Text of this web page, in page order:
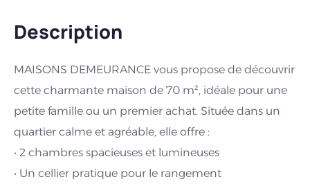
Description
MAISONS DEMEURANCE vous propose de découvrir
cette charmante maison de 70 m², idéale pour une
petite famille ou un premier achat. Située dans un
quartier calme et agréable, elle offre :
• 2 chambres spacieuses et lumineuses
• Un cellier pratique pour le rangement